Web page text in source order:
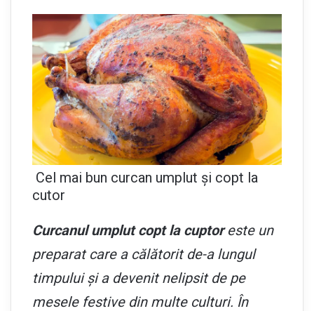
Cel mai bun curcan umplut și copt la
cutor
Curcanul umplut copt la cuptoreste un
preparat care a călătorit de-a lungul
timpului și a devenit nelipsit de pe
mesele festive din multe culturi. În